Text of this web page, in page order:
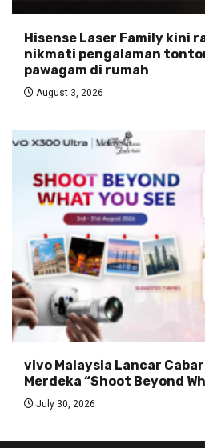
Hisense Laser Family kini
nikmati pengalaman
pawagam di rumah
August 3, 2026
vivo Malaysia Lancar
Merdeka “Shoot Beyond
July 30, 2026